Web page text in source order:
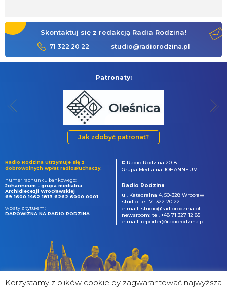
Skontaktuj się z redakcją Radia Rodzina!
71 322 20 22 studio@radiorodzina.pl
Patronaty:
Jak zdobyć patronat?
Radio Rodzina utrzymuje się z
dobrowolnych wpłat radiosłuchaczy.
numer rachunku bankowego:
Johanneum - grupa medialna
Archidiecezji Wrocławskiej
69 1600 1462 1813 6262 6000 0001
wpłaty z tytułem:
DAROWIZNA NA RADIO RODZINA
© Radio Rodzina 2018 |
Grupa Medialna JOHANNEUM
Radio Rodzina
ul. Katedralna 4, 50-328 Wrocław
studio: tel. 71 322 20 22
e-mail: studio@radiorodzina.pl
newsroom: tel. +48 71 327 12 85
e-mail: reporter@radiorodzina.pl
Korzystamy z plików cookie by zagwarantować najwyższa